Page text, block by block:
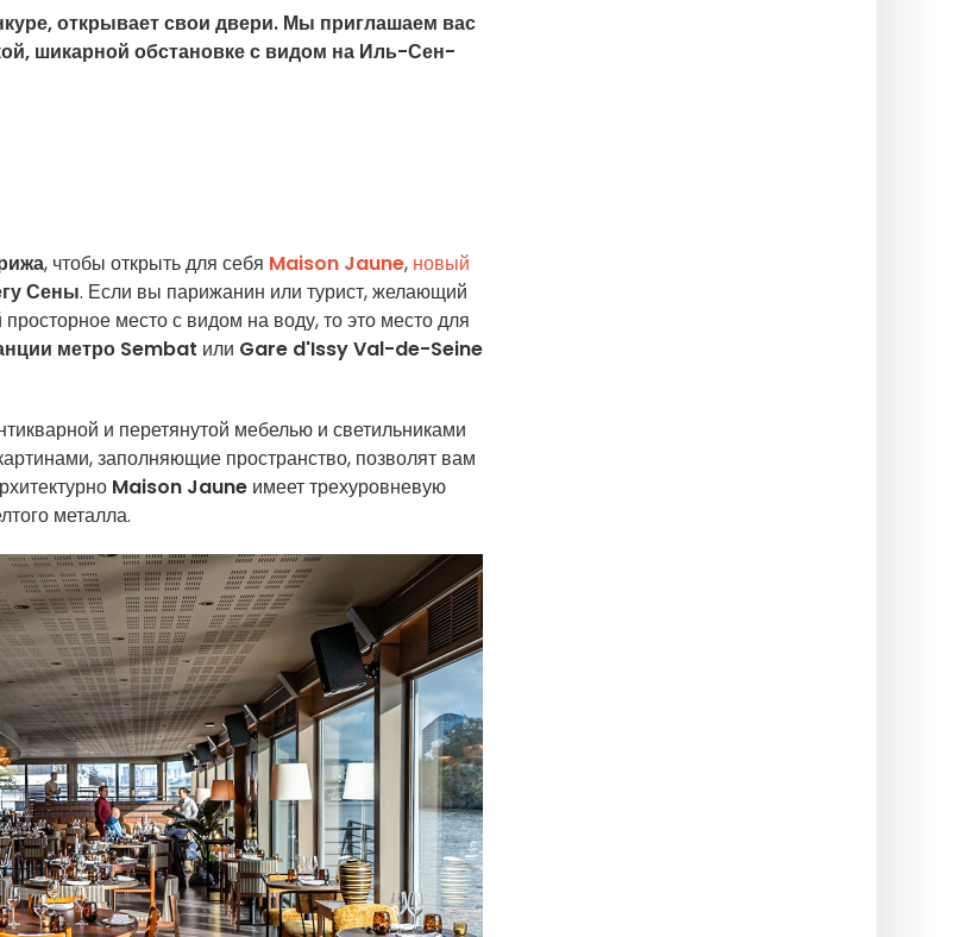
открывает свои двери. Мы приглашаем вас
шикарной обстановке с видом на Иль-Сен-
, чтобы открыть для себя Maison Jaune, новый
Сены. Если вы парижанин или турист, желающий
место с видом на воду, то это место для
метро Sembat или Gare d'Issy Val-de-Seine
и перетянутой мебелью и светильниками
заполняющие пространство, позволят вам
Maison Jaune имеет трехуровневую
металла.